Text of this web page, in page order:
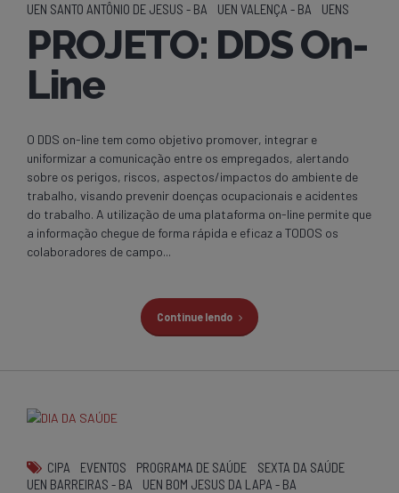
UEN SANTO ANTÔNIO DE JESUS - BA
UEN VALENÇA - BA UENS
PROJETO: DDS On-
Line
O DDS on-line tem como objetivo promover, integrar e
uniformizar a comunicação entre os empregados, alertando
sobre os perigos, riscos, aspectos/impactos do ambiente de
trabalho, visando prevenir doenças ocupacionais e acidentes
do trabalho. A utilização de uma plataforma on-line permite que
a informação chegue de forma rápida e eficaz a TODOS os
colaboradores de campo...
Continue lendo
CIPA EVENTOS PROGRAMA DE SAÚDE
SEXTA DA SAÚDE
UEN BARREIRAS - BA
UEN BOM JESUS DA LAPA - BA